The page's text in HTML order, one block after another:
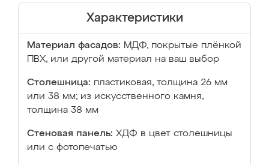
Характеристики
Материал фасадов: МДФ, покрытые плёнкой
ПВХ, или другой материал на ваш выбор
Столешница: пластиковая, толщина 26 мм
или 38 мм; из искусственного камня,
толщина 38 мм
Стеновая панель: ХДФ в цвет столешницы
или с фотопечатью